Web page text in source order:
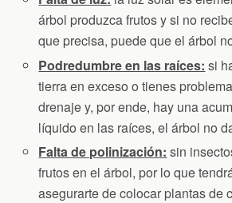
árbol produzca frutos y si no
que precisa, puede que el árbol
Podredumbre en las raíces: si
tierra en exceso o tienes
drenaje y, por ende, hay una
líquido en las raíces, el árbol no
Falta de polinización: sin
frutos en el árbol, por lo que
asegurarte de colocar plantas de